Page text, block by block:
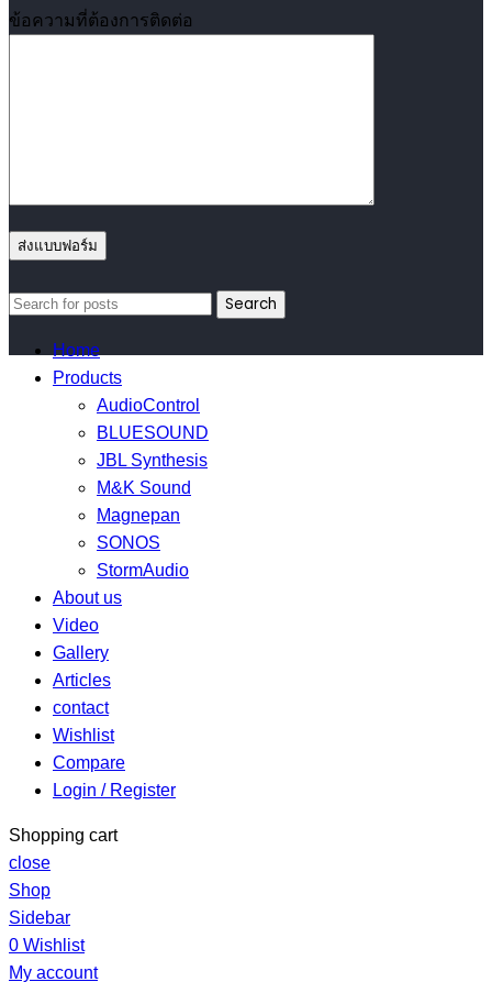
ข้อความที่ต้องการติดต่อ
Search
Home
Products
AudioControl
BLUESOUND
JBL Synthesis
M&K Sound
Magnepan
SONOS
StormAudio
About us
Video
Gallery
Articles
contact
Wishlist
Compare
Login / Register
Shopping cart
close
Shop
Sidebar
0 Wishlist
My account